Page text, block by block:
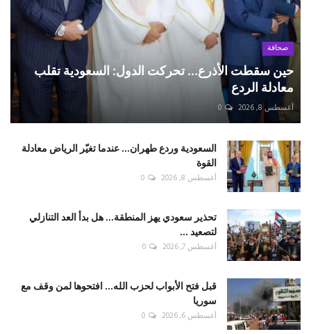
صحافة
حين سقطت الأذرع... تحركت الدول: السعودية تقلب
معادلة الردع
أغسطس 8, 2026 0
السعودية وردع طهران... عندما تغيّر الرياض معادلة
القوة
أغسطس 8, 2026 0
تحذير سعودي يهز المنطقة... هل بدأ العد التنازلي
لتصعيد ...
أغسطس 7, 2026 0
قبل فتح الأبواب لحزب الله... افتحوها لمن وقف مع
سوريا
أغسطس 6, 2026 0